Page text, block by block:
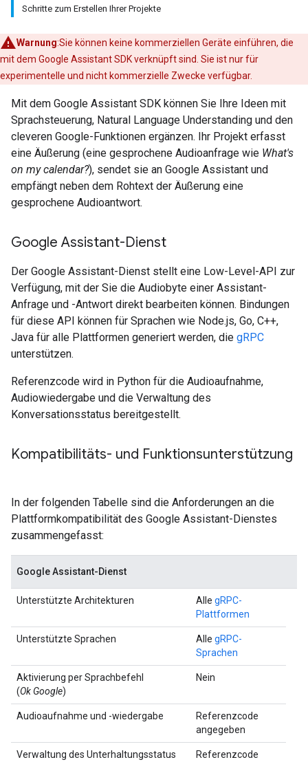
Schritte zum Erstellen Ihrer Projekte
Warnung:Sie können keine kommerziellen Geräte einführen, die
mit dem Google Assistant SDK verknüpft sind. Sie ist nur für
experimentelle und nicht kommerzielle Zwecke verfügbar.
Mit dem Google Assistant SDK können Sie Ihre Ideen mit
Sprachsteuerung, Natural Language Understanding und den
cleveren Google-Funktionen ergänzen. Ihr Projekt erfasst
eine Äußerung (eine gesprochene Audioanfrage wie What's
on my calendar?), sendet sie an Google Assistant und
empfängt neben dem Rohtext der Äußerung eine
gesprochene Audioantwort.
Google Assistant-Dienst
Der Google Assistant-Dienst stellt eine Low-Level-API zur
Verfügung, mit der Sie die Audiobyte einer Assistant-
Anfrage und -Antwort direkt bearbeiten können. Bindungen
für diese API können für Sprachen wie Node.js, Go, C++,
Java für alle Plattformen generiert werden, die gRPC
unterstützen.
Referenzcode wird in Python für die Audioaufnahme,
Audiowiedergabe und die Verwaltung des
Konversationsstatus bereitgestellt.
Kompatibilitäts- und Funktionsunterstützung
In der folgenden Tabelle sind die Anforderungen an die
Plattformkompatibilität des Google Assistant-Dienstes
zusammengefasst:
Google Assistant-Dienst
Unterstützte Architekturen Alle gRPC-
Plattformen
Unterstützte Sprachen Alle gRPC-
Sprachen
Aktivierung per Sprachbefehl
(Ok Google)
Nein
Audioaufnahme und -wiedergabe
Referenzcode
angegeben
Verwaltung des Unterhaltungsstatus
Referenzcode